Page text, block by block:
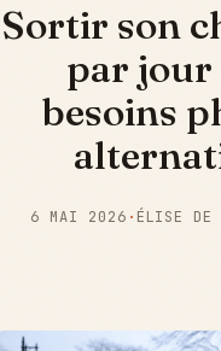
Sortir son
par jour
besoins
6 MAI 2026 · ÉLISE DE